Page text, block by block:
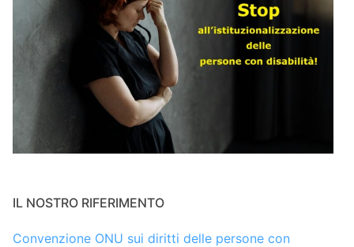
IL NOSTRO RIFERIMENTO
Convenzione ONU sui diritti delle persone con